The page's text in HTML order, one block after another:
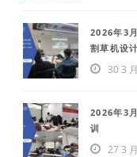
2026年3
割草机设
30 3
2026年3
训
27 3